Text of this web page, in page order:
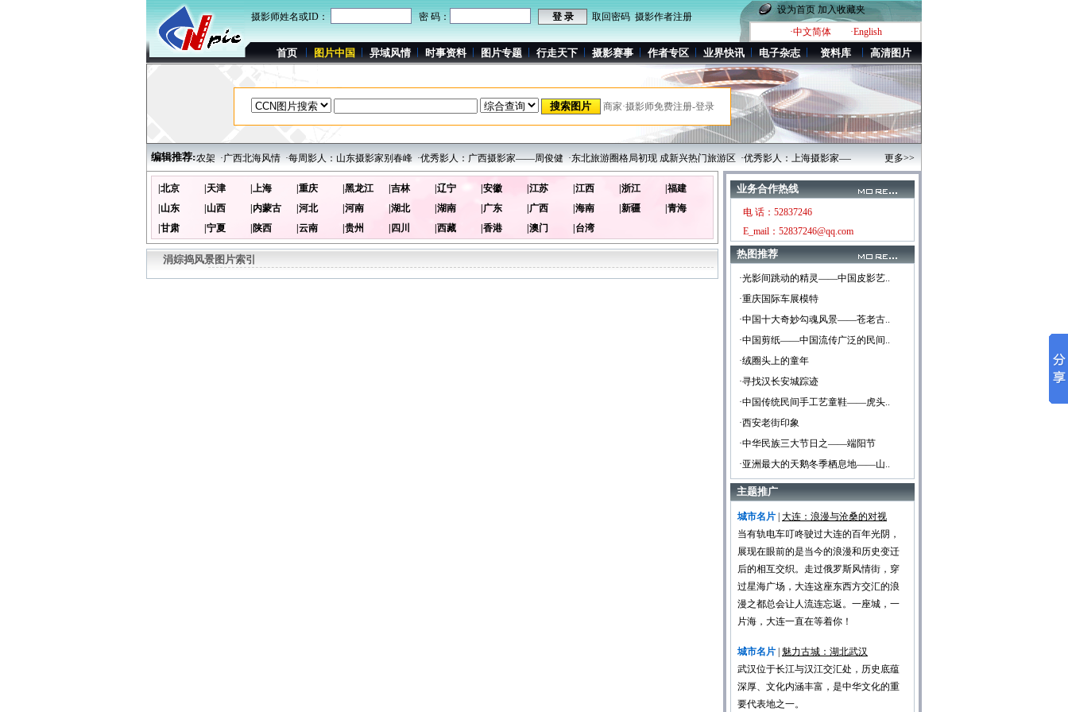
摄影师姓名或ID： 密 码： 取回密码 摄影作者注册
设为首页 加入收藏夹
·中文简体
·English
首页 图片中国 异域风情 时事资料 图片专题 行走天下 摄影赛事 作者专区 业界快讯 电子杂志 资料库 高清图片
商家·摄影师免费注册-登录
编辑推荐:
·完好生态撑起的清凉世界：湖北西部边陲神农架 ·广西北海风情 ·每周影人：山东摄影家别春峰 ·优秀影人：广西摄影家——周俊健 ·东北旅游圈格局初现 成新兴热门旅游区 ·优秀影人：上海摄影家——高序峰 ·辽宁大连东海公园及海之韵广场[高清图片]
更多>>
|北京 |天津 |上海 |重庆 |黑龙江 |吉林 |辽宁 |安徽 |江苏 |江西 |浙江
|福建
|山东
|山西 |内蒙古 |河北 |河南 |湖北 |湖南 |广东 |广西 |海南 |新疆
|青海
|甘肃
|宁夏 |陕西 |云南 |贵州 |四川 |西藏 |香港 |澳门 |台湾
涓婃捣风景图片索引
业务合作热线
电 话：52837246
E_mail：52837246@qq.com
热图推荐
·光影间跳动的精灵——中国皮影艺..
·重庆国际车展模特
·中国十大奇妙勾魂风景——苍老古..
·中国剪纸——中国流传广泛的民间..
·绒圈头上的童年
·寻找汉长安城踪迹
·中国传统民间手工艺童鞋——虎头..
·西安老街印象
·中华民族三大节日之——端阳节
·亚洲最大的天鹅冬季栖息地——山..
主题推广
城市名片 大连：浪漫与沧桑的对视
当有轨电车叮咚驶过大连的百年光阴，
展现在眼前的是当今的浪漫和历史变迁
后的相互交织。走过俄罗斯风情街，穿
过星海广场，大连这座东西方交汇的浪
漫之都总会让人流连忘返。一座城，一
片海，大连一直在等着你！
城市名片
魅力古城：湖北武汉
武汉位于长江与汉江交汇处，历史底蕴
深厚、文化内涵丰富，是中华文化的重
要代表地之一。